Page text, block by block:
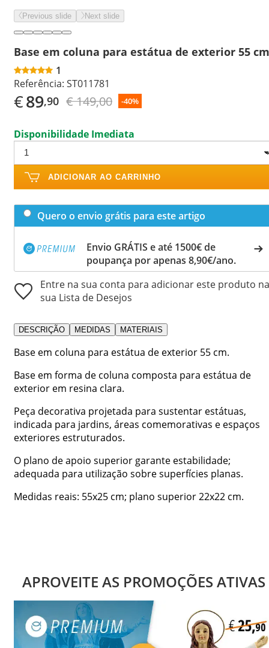
Previous slide Next slide
Base em coluna para estátua de exterior 55 cm
1
Referência: ST011781
€89,90 € 149,00 -40%
Disponibilidade Imediata
ADICIONAR AO CARRINHO
Quero o envio grátis para este artigo
Envio GRÁTIS e até 1500€ de
poupança por apenas 8,90€/ano.
Entre na sua conta para adicionar este produto na
sua Lista de Desejos
DESCRIÇÃO MEDIDAS MATERIAIS
Base em coluna para estátua de exterior 55 cm.
Base em forma de coluna composta para estátua de
exterior em resina clara.
Peça decorativa projetada para sustentar estátuas,
indicada para jardins, áreas comemorativas e espaços
exteriores estruturados.
O plano de apoio superior garante estabilidade;
adequada para utilização sobre superfícies planas.
Medidas reais: 55x25 cm; plano superior 22x22 cm.
APROVEITE AS PROMOÇÕES ATIVAS